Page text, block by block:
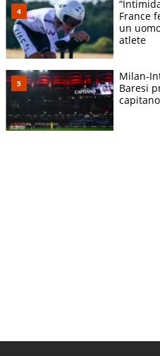
France
un
atlete
Milan-
Baresi